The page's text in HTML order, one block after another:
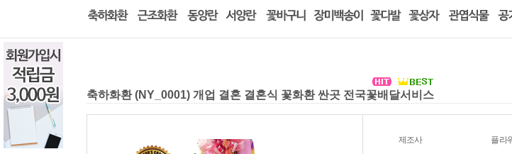
축하화환 (NY_0001) 개업 결혼 결혼식 꽃화환 싼곳 전국꽃배달서비스
제조사 플라